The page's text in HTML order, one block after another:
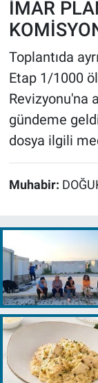
İMAR
Toplantıda
Etap 1/1000
Revizyonu'na
gündeme
dosya ilgili
Muhabir: